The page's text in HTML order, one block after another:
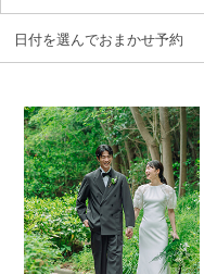
日付を選んでおまかせ予約